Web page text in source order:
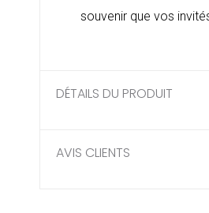
souvenir que vos
DÉTAILS DU PRODUIT
AVIS CLIENTS